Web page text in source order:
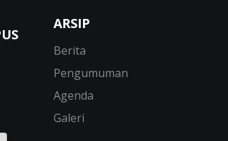
ARSIP
Berita
Pengumuman
Agenda
Galeri